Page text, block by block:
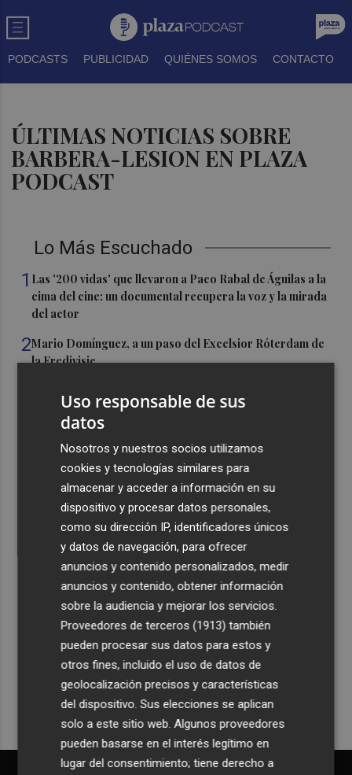
PODCASTS PUBLICIDAD QUIÉNES SOMOS CONTACTO
ÚLTIMAS NOTICIAS SOBRE
BARBERA-LESION EN PLAZA
PODCAST
Lo Más Escuchado
1 Las '200 vidas' que llevaron a Paco Rabal de Águilas a la
cima del cine: un documental recupera la voz y la mirada
del actor
2Mario Domínguez, a un paso del Excelsior Róterdam de
la Eredivisie
en las fiestas para la Ufece y conciertos en valenciano
conquistar los históricos 20.000 puntos
Valencia Basket abrirá la EuroLeague Women en casa
ante Fenerbahce Opet
Recibe toda la actualidad de
Plaza Podcast en tu correo
Quiero suscribirme
Uso responsable de sus
datos
Nosotros y nuestros socios utilizamos
cookies y tecnologías similares para
almacenar y acceder a información en su
dispositivo y procesar datos personales,
como su dirección IP, identificadores únicos
y datos de navegación, para ofrecer
anuncios y contenido personalizados, medir
anuncios y contenido, obtener información
sobre la audiencia y mejorar los servicios.
Proveedores de terceros (1913) también
pueden procesar sus datos para estos y
otros fines, incluido el uso de datos de
geolocalización precisos y características
del dispositivo. Sus elecciones se aplican
solo a este sitio web. Algunos proveedores
pueden basarse en el interés legítimo en
lugar del consentimiento; tiene derecho a